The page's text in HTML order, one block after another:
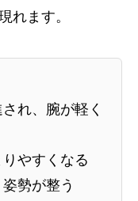
れます。
れ、腕が軽く
やすくなる
勢が整う